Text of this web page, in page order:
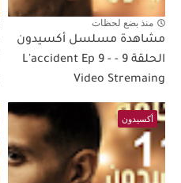
منذ بضع لحظات
مشاهدة مسلسل أكسيدون
الحلقة 9 - L'accident Ep 9 -
Video Stremaing
أكسيدون